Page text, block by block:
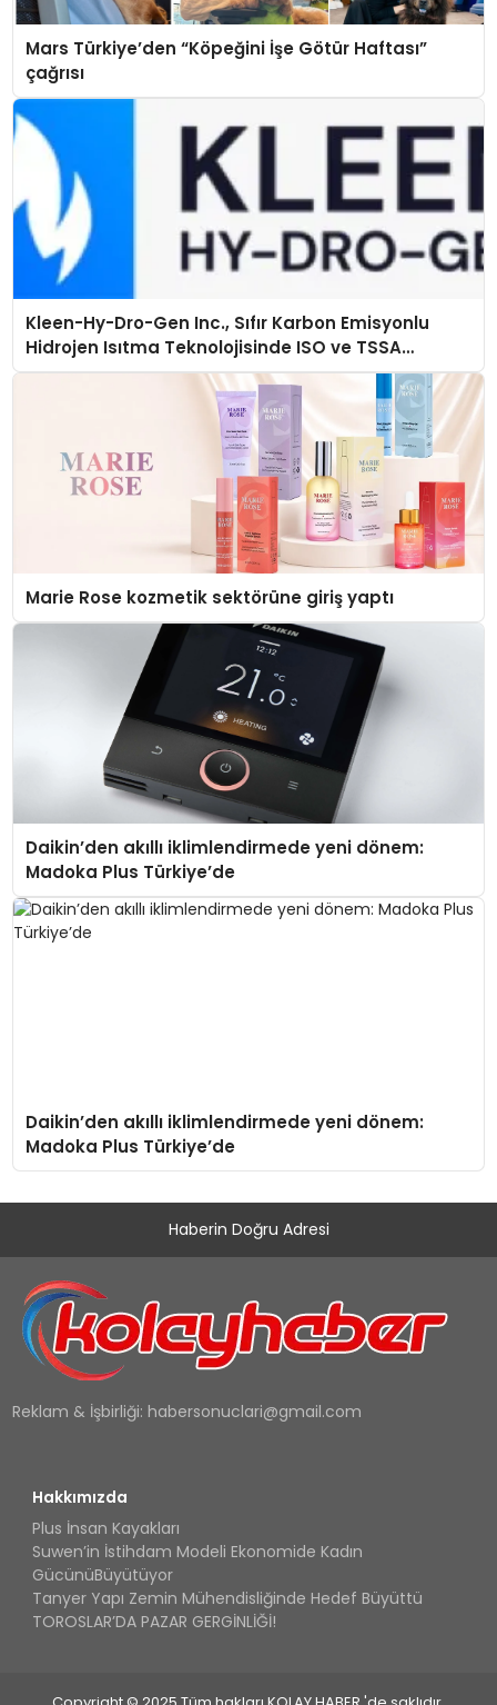
Mars Türkiye’den “Köpeğini İşe Götür Haftası”
çağrısı
Kleen-Hy-Dro-Gen Inc., Sıfır Karbon Emisyonlu
Hidrojen Isıtma Teknolojisinde ISO ve TSSA
Düzenleyici Onaylarını Aldı
Marie Rose kozmetik sektörüne giriş yaptı
Daikin’den akıllı iklimlendirmede yeni dönem:
Madoka Plus Türkiye’de
Daikin’den akıllı iklimlendirmede yeni dönem:
Madoka Plus Türkiye’de
Haberin Doğru Adresi
Reklam & İşbirliği: habersonuclari@gmail.com
Hakkımızda
Plus İnsan Kayakları
Suwen’in İstihdam Modeli Ekonomide Kadın
GücünüBüyütüyor
Tanyer Yapı Zemin Mühendisliğinde Hedef Büyüttü
TOROSLAR’DA PAZAR GERGİNLİĞİ!